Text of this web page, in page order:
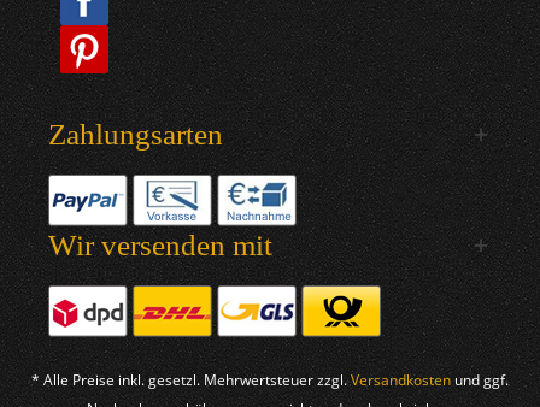
Zahlungsarten
Wir versenden mit
* Alle Preise inkl. gesetzl. Mehrwertsteuer zzgl.Versandkosten und ggf.